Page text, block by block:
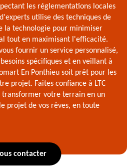
les réglementations locales
utilise des techniques de
la technologie pour minimiser
tout en maximisant l'efficacité.
fournir un service personnalisé,
spécifiques et en veillant à
En Ponthieu soit prêt pour les
projet. Faites confiance à LTC
transformer votre terrain en un
projet de vos rêves, en toute
contacter